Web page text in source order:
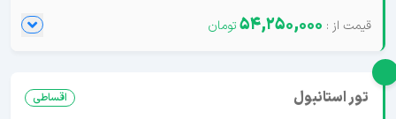
54,250,000
تور استانبول اقساطی